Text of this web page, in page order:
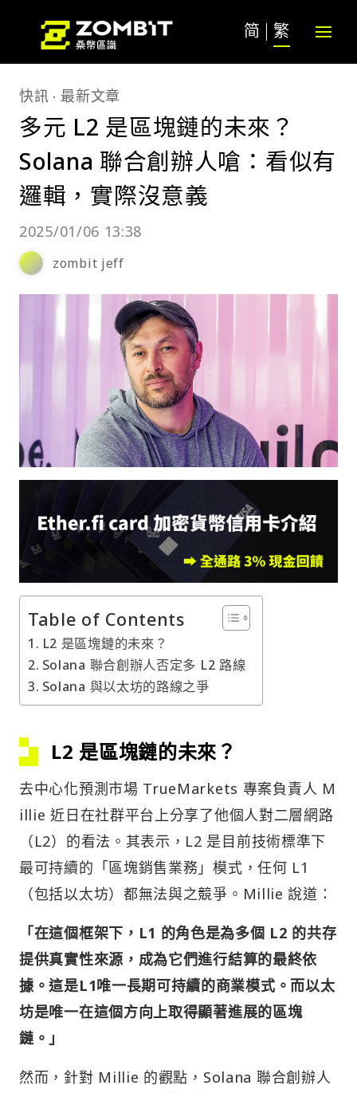
简 繁
快訊 最新文章
多元 L2 是區塊鏈的未來？
Solana 聯合創辦人嗆：看似有
邏輯，實際沒意義
2025/01/06 13:38
zombit jeff
Table of Contents
L2 是區塊鏈的未來？
Solana 聯合創辦人否定多 L2 路線
Solana 與以太坊的路線之爭
L2 是區塊鏈的未來？
去中心化預測市場 TrueMarkets 專案負責人 M
illie 近日在社群平台上分享了他個人對二層網路
（L2）的看法。其表示，L2 是目前技術標準下
最可持續的「區塊銷售業務」模式，任何 L1
（包括以太坊）都無法與之競爭。Millie 說道：
「在這個框架下，L1 的角色是為多個 L2 的共存
提供真實性來源，成為它們進行結算的最終依
據。這是L1唯一長期可持續的商業模式。而以太
坊是唯一在這個方向上取得顯著進展的區塊
鏈。」
然而，針對 Millie 的觀點，Solana 聯合創辦人